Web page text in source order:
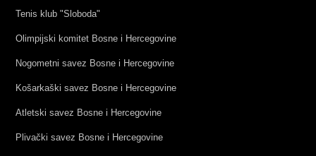
Tenis klub "Sloboda"
Olimpijski komitet Bosne i Hercegovine
Nogometni savez Bosne i Hercegovine
Košarkaški savez Bosne i Hercegovine
Atletski savez Bosne i Hercegovine
Plivački savez Bosne i Hercegovine